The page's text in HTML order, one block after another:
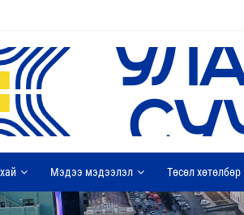
Мэдээ мэдээлэл Төсөл хөтөлбөр